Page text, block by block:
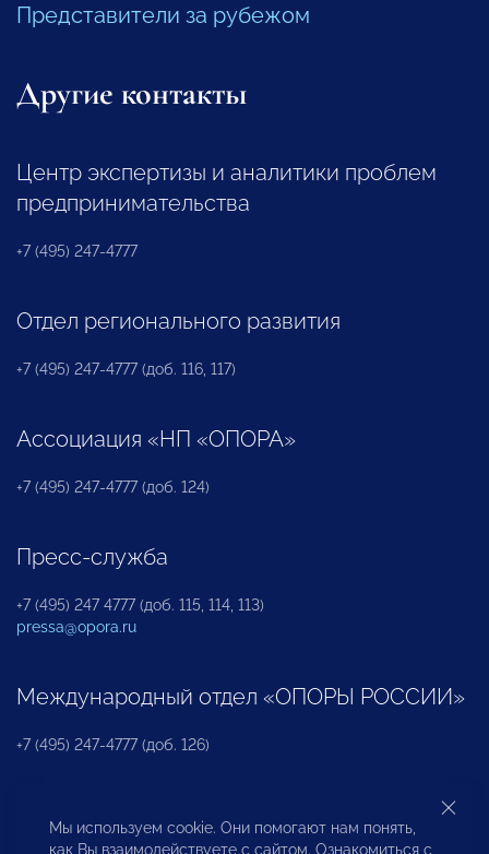
Представители за рубежом
Другие контакты
Центр экспертизы и аналитики проблем
предпринимательства
+7 (495) 247-4777
Отдел регионального развития
+7 (495) 247-4777 (доб. 116, 117)
Ассоциация «НП «ОПОРА»
+7 (495) 247-4777 (доб. 124)
Пресс-служба
+7 (495) 247 4777 (доб. 115, 114, 113)
pressa@opora.ru
Международный отдел «ОПОРЫ РОССИИ»
+7 (495) 247-4777 (доб. 126)
Бюро по защите прав предпринимателей и
инвесторов
Мы используем cookie. Они помогают нам понять,
как Вы взаимодействуете с сайтом. Ознакомиться с